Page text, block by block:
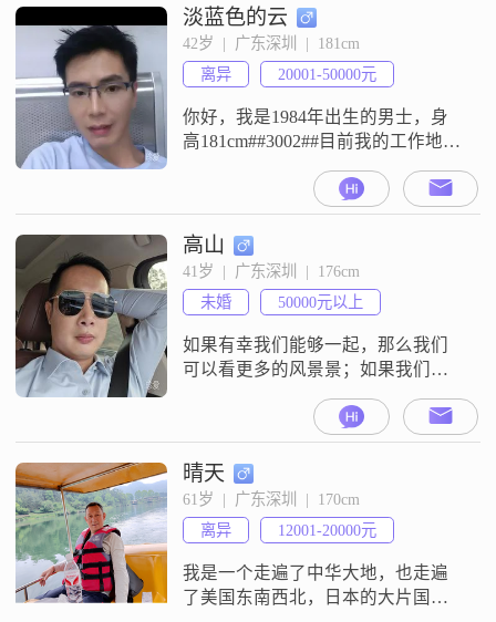
一下遊戲 有時都會和朋友出去探索
一下新的餐廳 我對做飯也比較有興
趣 手藝也算過得去吧理想型是找一
個我比較同頻的人 生活簡簡單單 偶
然去一去旅遊 放假一起出去玩
淡蓝色的云
42岁  |  广东深圳  |  181cm
离异
20001-50000元
你好，我是1984年出生的男士，身
高181cm##3002##目前我的工作地在
元到50000元之间##3002##关于我的
性格，我觉得自己是一个活在当下
的人##3002##平时我性格随和，比
较容易相处##3002##待人方面我比
较真诚可靠，做人做事讲究实在
##3002##平时我也比较
高山
41岁  |  广东深圳  |  176cm
未婚
50000元以上
如果有幸我们能够一起，那么我们
可以看更多的风景景；如果我们没
路上看到各自的风景。人海茫茫，
人生尔尔，自在开心就好。
晴天
61岁  |  广东深圳  |  170cm
离异
12001-20000元
我是一个走遍了中华大地，也走遍
了美国东南西北，日本的大片国